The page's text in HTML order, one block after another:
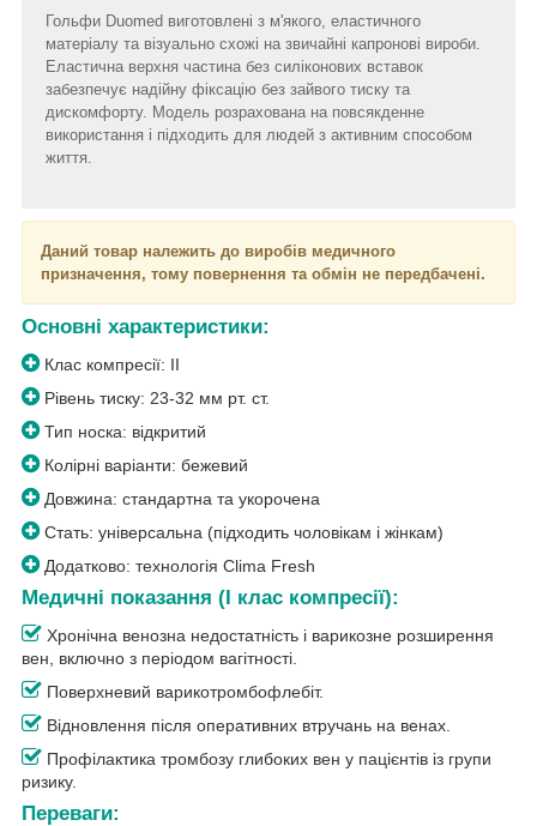
Гольфи Duomed виготовлені з м'якого, еластичного
матеріалу та візуально схожі на звичайні капронові вироби.
Еластична верхня частина без силіконових вставок
забезпечує надійну фіксацію без зайвого тиску та
дискомфорту. Модель розрахована на повсякденне
використання і підходить для людей з активним способом
життя.
Даний товар належить до виробів медичного
призначення, тому повернення та обмін не передбачені.
Основні характеристики:
Клас компресії: II
Рівень тиску: 23-32 мм рт. ст.
Тип носка: відкритий
Колірні варіанти: бежевий
Довжина: стандартна та укорочена
Стать: універсальна (підходить чоловікам і жінкам)
Додатково: технологія Clima Fresh
Медичні показання (I клас компресії):
Хронічна венозна недостатність і варикозне розширення
вен, включно з періодом вагітності.
Поверхневий варикотромбофлебіт.
Відновлення після оперативних втручань на венах.
Профілактика тромбозу глибоких вен у пацієнтів із групи
ризику.
Переваги: